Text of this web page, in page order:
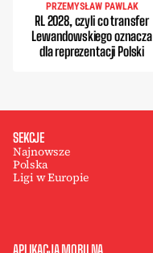
PRZEMYSŁAW PAWLAK
RL 2028, czyli co transfer
Lewandowskiego oznacza
dla reprezentacji Polski
SEKCJE
Najnowsze
Polska
Ligi w Europie
APLIKACJA MOBILNA